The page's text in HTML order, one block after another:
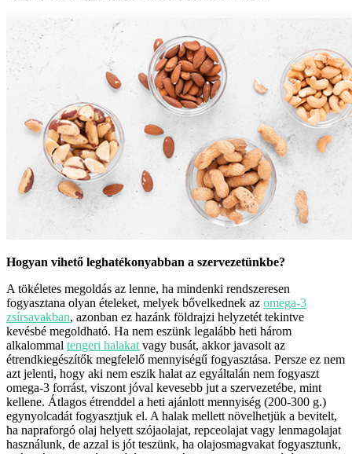
Hogyan vihető leghatékonyabban a szervezetünkbe?
A tökéletes megoldás az lenne, ha mindenki rendszeresen
fogyasztana olyan ételeket, melyek bővelkednek az omega-3
zsírsavakban, azonban ez hazánk földrajzi helyzetét tekintve
kevésbé megoldható. Ha nem eszünk legalább heti három
alkalommal tengeri halakat vagy busát, akkor javasolt az
étrendkiegészítők megfelelő mennyiségű fogyasztása. Persze ez nem
azt jelenti, hogy aki nem eszik halat az egyáltalán nem fogyaszt
omega-3 forrást, viszont jóval kevesebb jut a szervezetébe, mint
kellene. Átlagos étrenddel a heti ajánlott mennyiség (200-300 g.)
egynyolcadát fogyasztjuk el. A halak mellett növelhetjük a bevitelt,
ha napraforgó olaj helyett szójaolajat, repceolajat vagy lenmagolajat
használunk, de azzal is jót teszünk, ha olajosmagvakat fogyasztunk,